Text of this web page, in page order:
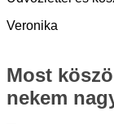
Veronika
Most
nekem